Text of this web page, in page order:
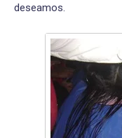
deseamos.